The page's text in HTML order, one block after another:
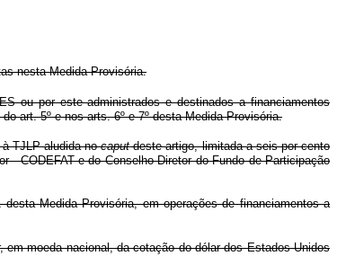
nesta Medida Provisória.
ou por este administrados e destinados a financiamentos
art. 5º e nos arts. 6º e 7º desta Medida Provisória.
à TJLP aludida nocaputdeste artigo, limitada a seis por cento
- CODEFAT e do Conselho Diretor do Fundo de Participação
Medida Provisória, em operações de financiamentos a
moeda nacional, da cotação do dólar dos Estados Unidos